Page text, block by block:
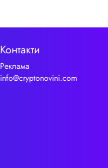
Контакти
Реклама
info@cryptonovini.com